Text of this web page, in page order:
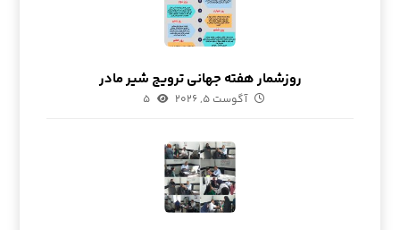
روزشمار هفته جهانی ترویج شیر مادر
آگوست ۵, ۲۰۲۶ ۵